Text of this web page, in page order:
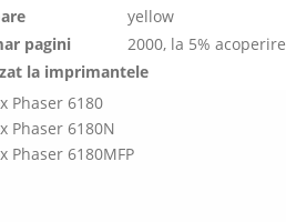
yellow
pagini
2000, la 5% acoperire
la imprimantele
Phaser 6180
Phaser 6180N
Phaser 6180MFP